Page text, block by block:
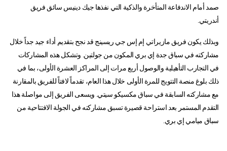
صمد أمام الاندفاعة المتأخرة والذكية التي نفذها جيك دينيس سائق فريق
أندريتي.
وبذلك يكون فريق مازيراتي إم إس جي ريسينج قد نجح بتقديم أداء جيد جداً خلال
مشاركته في سباق جدة إي بري المكون من جولتين. وتشكل هذه المشاركات
في التجارب التأهيلية والوصول أربع مرات إلى المراكز العشرة الأولى، بما في
ذلك بلوغ منصة التتويج للمرة الأولى خلال هذا العام، تقدماً لافتاً للفريق بالمقارنة
مع مشاركته السابقة في سباق مكسيكو سيتي. ويسعى الفريق إلى مواصلة هذا
التقدم المستمر بعد استراحة قصيرة تسبق مشاركته في الجولة الافتتاحية من
سباق ميامي إي بري.